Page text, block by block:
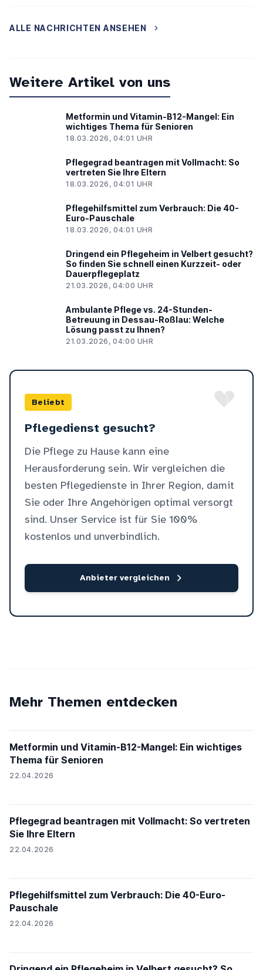
ALLE NACHRICHTEN ANSEHEN
Weitere Artikel von uns
Metformin und Vitamin-B12-Mangel: Ein
wichtiges Thema für Senioren
18.03.2026, 04:01 UHR
Pflegegrad beantragen mit Vollmacht: So
vertreten Sie Ihre Eltern
18.03.2026, 04:01 UHR
Pflegehilfsmittel zum Verbrauch: Die 40-
Euro-Pauschale
18.03.2026, 04:01 UHR
Dringend ein Pflegeheim in Velbert gesucht?
So finden Sie schnell einen Kurzzeit- oder
Dauerpflegeplatz
21.03.2026, 04:00 UHR
Ambulante Pflege vs. 24-Stunden-
Betreuung in Dessau-Roßlau: Welche
Lösung passt zu Ihnen?
21.03.2026, 04:00 UHR
Beliebt
Pflegedienst gesucht?
Die Pflege zu Hause kann eine
Herausforderung sein. Wir vergleichen die
besten Pflegedienste in Ihrer Region, damit
Sie oder Ihre Angehörigen optimal versorgt
sind. Unser Service ist für Sie 100%
kostenlos und unverbindlich.
Anbieter vergleichen
Mehr Themen entdecken
Metformin und Vitamin-B12-Mangel: Ein wichtiges
Thema für Senioren
22.04.2026
Pflegegrad beantragen mit Vollmacht: So vertreten
Sie Ihre Eltern
22.04.2026
Pflegehilfsmittel zum Verbrauch: Die 40-Euro-
Pauschale
22.04.2026